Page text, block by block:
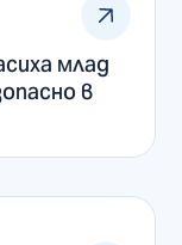
млад
в